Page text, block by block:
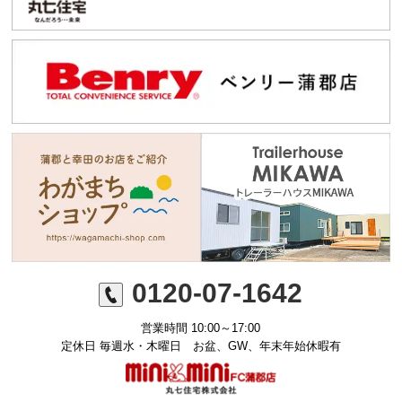
0120-07-1642
営業時間 10:00～17:00
定休日 毎週水・木曜日 お盆、GW、年末年始休暇有